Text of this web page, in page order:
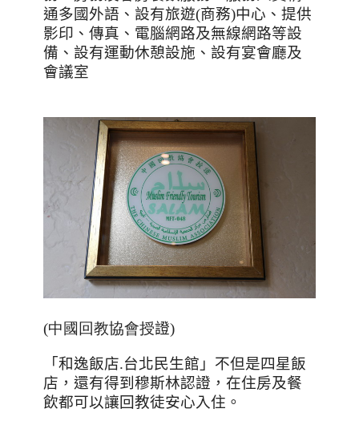
通多國外語、設有旅遊(商務)中心、提供
影印、傳真、電腦網路及無線網路等設
備、設有運動休憩設施、設有宴會廳及
會議室
(中國回教協會授證)
「和逸飯店.台北民生館」不但是四星飯
店，還有得到穆斯林認證，在住房及餐
飲都可以讓回教徒安心入住。